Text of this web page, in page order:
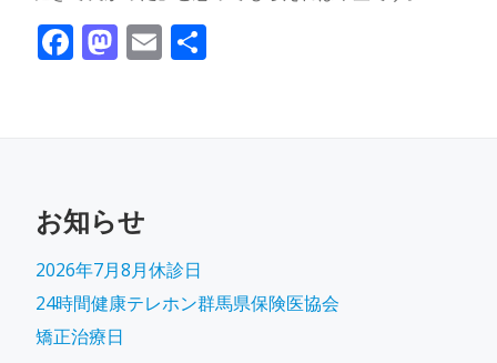
FacebookMastodon
Email
お知らせ
2026年7月8月休診日
24時間健康テレホン群馬県保険医協会
矯正治療日